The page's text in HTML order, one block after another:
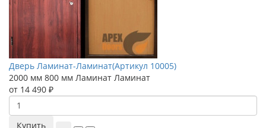
Дверь Ламинат-Ламинат(Артикул 10005)
2000 мм 800 мм Ламинат Ламинат
от 14 490 ₽
Купить